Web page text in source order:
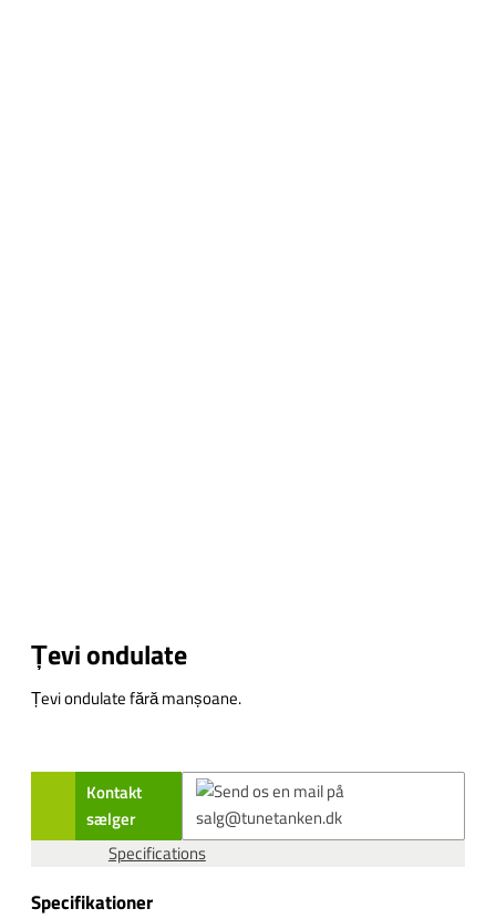
Țevi ondulate
Țevi ondulate fără manșoane.
Kontakt
sælger
Specifications
Specifikationer